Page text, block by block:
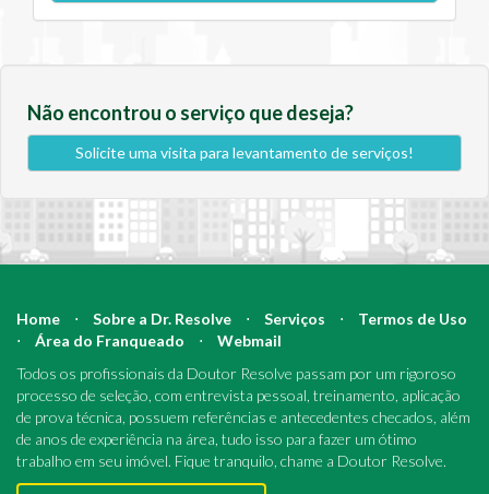
Não encontrou o serviço que deseja?
Solicite uma visita para levantamento de serviços!
Home ⋅ Sobre a Dr. Resolve ⋅ Serviços ⋅
Termos de Uso
⋅
Área do Franqueado ⋅
Webmail
Todos os profissionais da Doutor Resolve passam por um rigoroso
processo de seleção, com entrevista pessoal, treinamento, aplicação
de prova técnica, possuem referências e antecedentes checados, além
de anos de experiência na área, tudo isso para fazer um ótimo
trabalho em seu imóvel. Fique tranquilo, chame a Doutor Resolve.